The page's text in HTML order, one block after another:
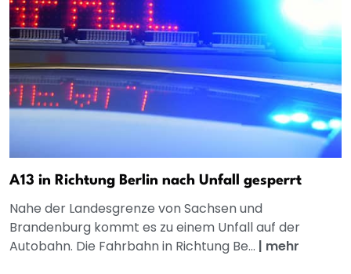
A13 in Richtung Berlin nach Unfall gesperrt
Nahe der Landesgrenze von Sachsen und
Brandenburg kommt es zu einem Unfall auf der
Autobahn. Die Fahrbahn in Richtung Be... | mehr